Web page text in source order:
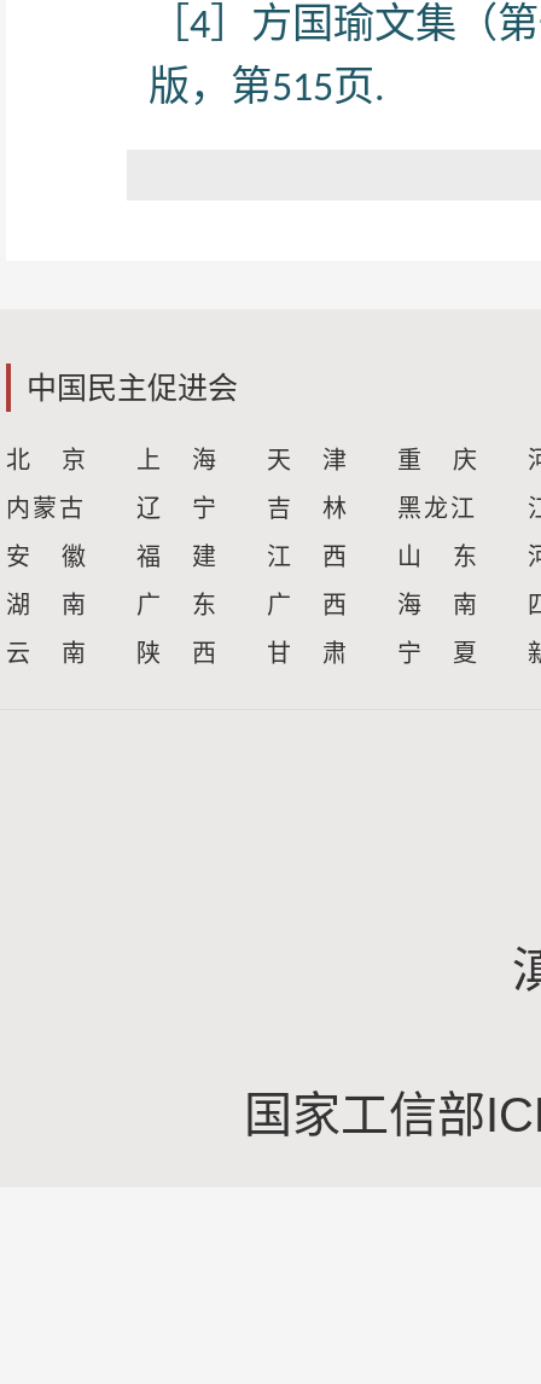
4 ］方国瑜文集（
版，第515页.
中国民主促进会
北 京 上 海 天 津 重 庆
内蒙古
辽 宁 吉 林 黑龙江
安 徽
福 建 江 西 山 东
湖 南
广 东 广 西 海 南
云 南
陕 西 甘 肃 宁 夏
国家工信部